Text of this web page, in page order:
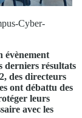
Cyber-
évènement
derniers résultats
des directeurs
ont débattu des
leurs
avec les